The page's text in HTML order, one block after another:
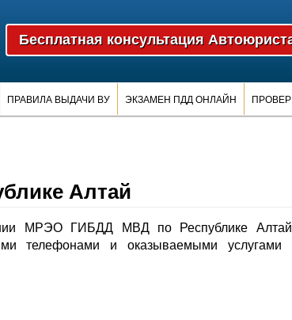
ПРАВИЛА ВЫДАЧИ ВУ ЭКЗАМЕН ПДД ОНЛАЙН
Алтай
МРЭО ГИБДД МВД по Республике
телефонами и оказываемыми услугами